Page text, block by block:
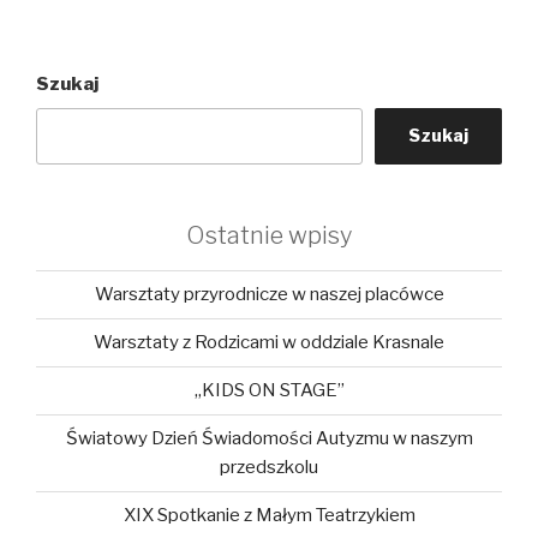
Szukaj
Szukaj
Ostatnie wpisy
Warsztaty przyrodnicze w naszej placówce
Warsztaty z Rodzicami w oddziale Krasnale
„KIDS ON STAGE”
Światowy Dzień Świadomości Autyzmu w naszym
przedszkolu
XIX Spotkanie z Małym Teatrzykiem